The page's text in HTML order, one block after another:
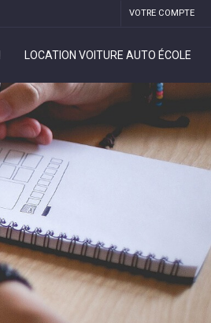
LOCATION VOITURE AUTO ÉCOLE
VOTRE COMPTE